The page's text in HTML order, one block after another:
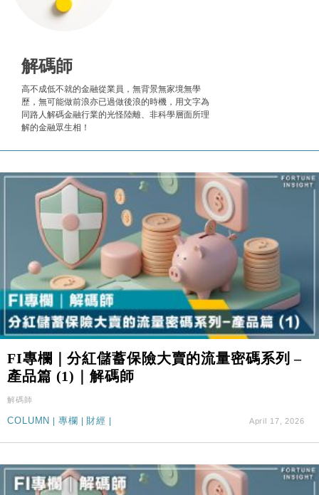
財經｜內地7月美元計價出口增近24%勝預期 貿易順
差達1125億美元
日圓干預創新高
張
15:59
財經｜SA售股自救後再出手 斥4億美元押注未上市公
司
18:31
財經｜華僑銀行上半年淨利創新高 中期息增15%至
財經｜滙豐上調香港今年GDP預測至4.5% 看好貿易
及消費表現
本地｜假冒內地執法人員要求交「保證金」 43歲女子
損失近6900萬元
16:05
財經｜日經失守6.5萬點後回穩 全周仍升近2%
15:47
財經｜恒隆10月換帥 玩具「反」斗城亞洲CEO蔡德
粦接任
15:11
財經｜韓股反覆波動收跌 連挫7周創逾3年最長跌勢
13:44
財經｜內地7月美元計價出口增近24%勝預期 貿易順
差達1125億美元
12:44
15:59
財經｜SA售股自救後再出手 斥4億美元押注未上市公
司
解碼師
高不成低不就的金融從業員，無背景無家境無學
歷，無可能做前浪亦已過做後浪的時機，用文字為
同路人解碼金融行業的光怪陸離、非科學層面所理
解的金融眾生相！
FI專欄｜分紅儲蓄保險大賣的流量密碼系列 –
產品篇 (1)｜解碼師
解碼師
COLUMN 專欄 財經 April 17, 2026